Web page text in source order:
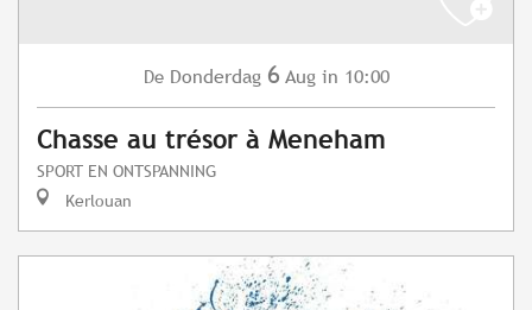
De Donderdag 6 Aug in 10:00
Chasse au trésor à Meneham
SPORT EN ONTSPANNING
Kerlouan